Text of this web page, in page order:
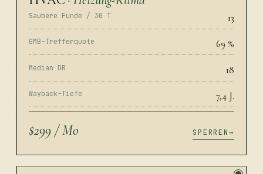
Saubere Funde / 30 T 13
GMB-Trefferquote 69 %
Median DR 18
Wayback-Tiefe 7,4 J.
$299 / Mo SPERREN